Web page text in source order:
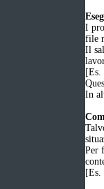
I
file
Il
In
Per